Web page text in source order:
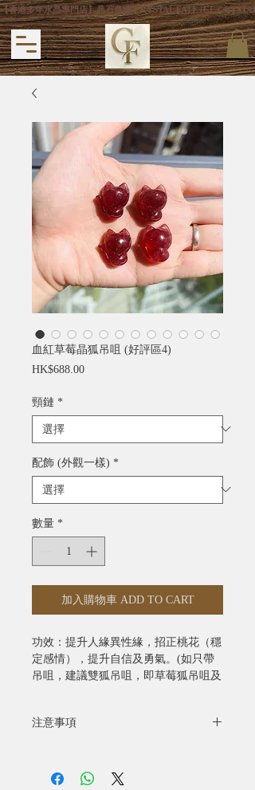
【香港多年水晶專門店】晶石良緣 CRYSTAL FATE (CF
血紅草莓晶狐吊咀 (好評區4)
HK$688.00價
頸鏈 *
配飾 (外觀一樣) *
數量 *
加入購物車 ADD TO CART
功效：提升人緣異性緣，招正桃花（穩
定感情），提升自信及勇氣。(如只帶
吊咀，建議雙狐吊咀，即草莓狐吊咀及
注意事項
電腦螢幕設定不同，可能會有微色差